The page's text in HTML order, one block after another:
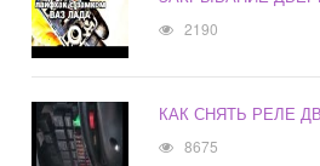
2190
КАК СНЯТЬ РЕЛЕ
8675